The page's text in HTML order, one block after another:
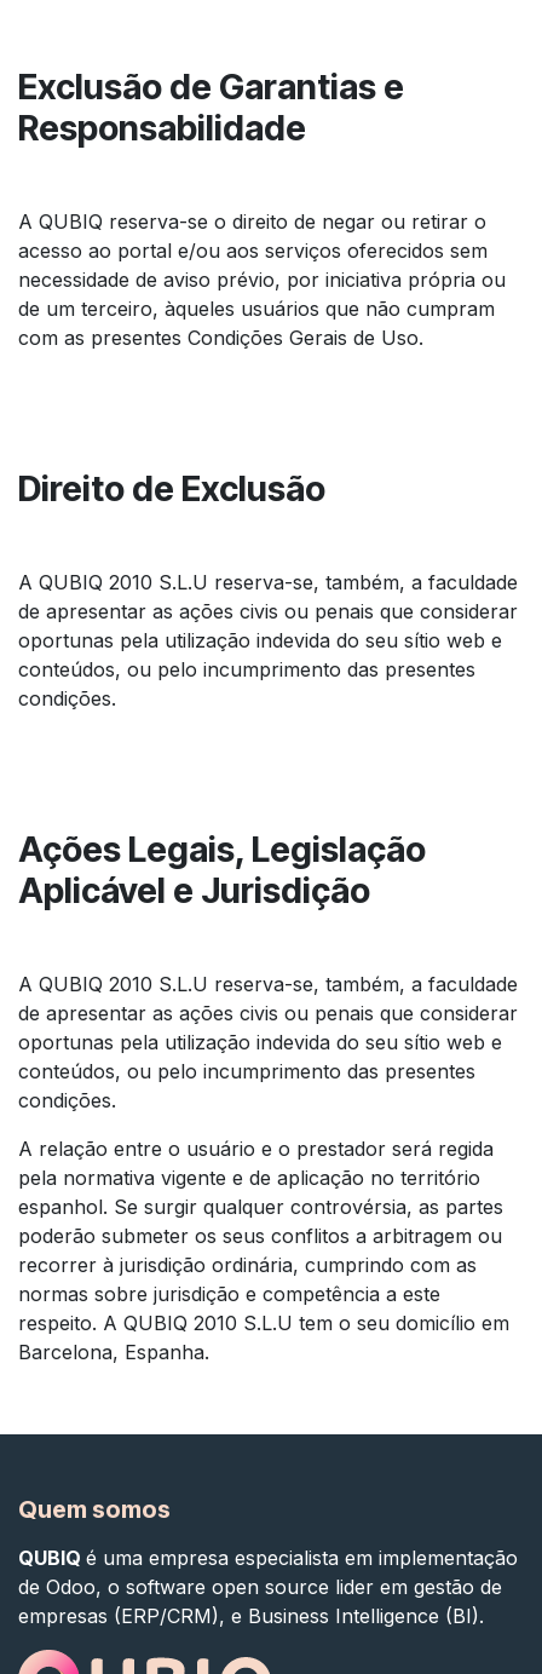
Exclusão de Garantias e
Responsabilidade
A QUBIQ reserva-se o direito de negar ou retirar o
acesso ao portal e/ou aos serviços oferecidos sem
necessidade de aviso prévio, por iniciativa própria ou
de um terceiro, àqueles usuários que não cumpram
com as presentes Condições Gerais de Uso.
Direito de Exclusão
A QUBIQ 2010 S.L.U reserva-se, também, a faculdade
de apresentar as ações civis ou penais que considerar
oportunas pela utilização indevida do seu sítio web e
conteúdos, ou pelo incumprimento das presentes
condições.
Ações Legais, Legislação
Aplicável e Jurisdição
A QUBIQ 2010 S.L.U reserva-se, também, a faculdade
de apresentar as ações civis ou penais que considerar
oportunas pela utilização indevida do seu sítio web e
conteúdos, ou pelo incumprimento das presentes
condições.
A relação entre o usuário e o prestador será regida
pela normativa vigente e de aplicação no território
espanhol. Se surgir qualquer controvérsia, as partes
poderão submeter os seus conflitos a arbitragem ou
recorrer à jurisdição ordinária, cumprindo com as
normas sobre jurisdição e competência a este
respeito. A QUBIQ 2010 S.L.U tem o seu domicílio em
Barcelona, Espanha.
Quem somos
QUBIQ é uma empresa especialista em implementação
de Odoo, o software open source lider em gestão de
empresas (ERP/CRM), e Business Intelligence (BI).